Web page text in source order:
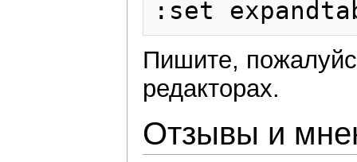
Пишите,
редакторах.
Отзывы и